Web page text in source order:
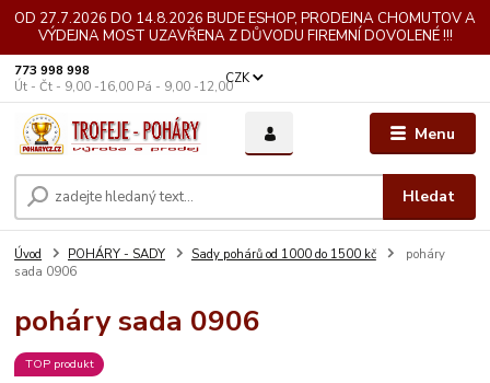
OD 27.7.2026 DO 14.8.2026 BUDE ESHOP, PRODEJNA CHOMUTOV A
VÝDEJNA MOST UZAVŘENA Z DŮVODU FIREMNÍ DOVOLENÉ !!!
Menu
CZK
Hledat
773 998 998
Út - Čt - 9,00 -16,00 Pá - 9,00 -12,00
Úvod POHÁRY - SADY Sady pohárů od 1000 do 1500 kč
poháry
sada 0906
poháry sada 0906
TOP produkt